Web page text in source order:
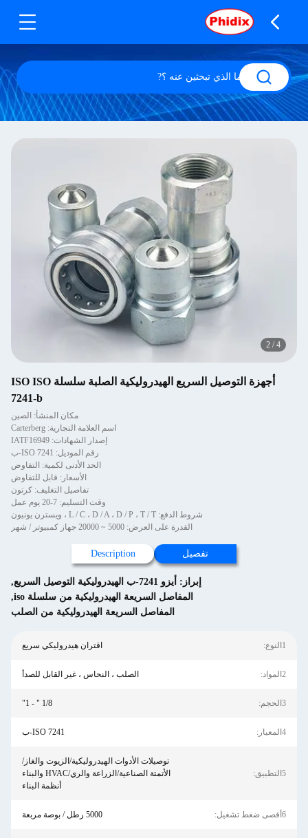
2 /4
أجهزة التوصيل السريع الهيدروليكية الصلبة سلسلة ISO ISO
7241-b
مكان المنشأ: الصين
اسم العلامة التجارية: Carterberg
إصدار الشهادات: IATF16949
رقم الموديل: ISO 7241-ب
الحد الأدنى لكمية: التفاوض
الأسعار: قابل للتفاوض
تفاصيل التغليف: كرتون
وقت التسليم: 7-20 يوم عمل
شروط الدفع: L / C ، D / A ، D / P ، T / T ، ويسترن يونيون
القدرة على العرض: 5000 ~ 20000 جهاز كمبيوتر / شهر
تفصيل Description
إبراز: أيزو 7241-ب الهيدروليكية التوصيل السريع
,
المفاصل السريعة الهيدروليكية من سلسلة iso
,
المفاصل السريعة الهيدروليكية من الصلب
1النوع: اقتران هيدروليكي سريع
2المواد: الصلب ، النحاس ، غير القابل للصدأ
3الحجم: 1/8 " - 1"
4المعيار: ISO 7241-ب
5التطبيق:
توصيلات الأدوات الهيدروليكية/الزيوت والغاز/
الأتمتة الصناعية/الزراعة والري/HVAC والبناء
أنظمة البناء
6أقصى ضغط تشغيل: 5000 رطل / بوصة مربعة